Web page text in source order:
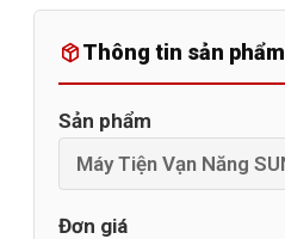
Thông tin sản phẩm
Sản phẩm
Đơn giá